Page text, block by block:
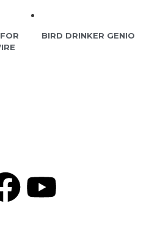
BIRD DRINKER GENIO